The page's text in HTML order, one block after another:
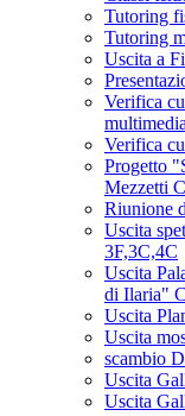
Tutoring
Tutoring
Uscita a
Verifica
Verifica
Progetto
Mezzetti
Riunione
Uscita
3F,3C,4C
Uscita
di Ilaria"
Uscita
Uscita
scambio
Uscita
Uscita